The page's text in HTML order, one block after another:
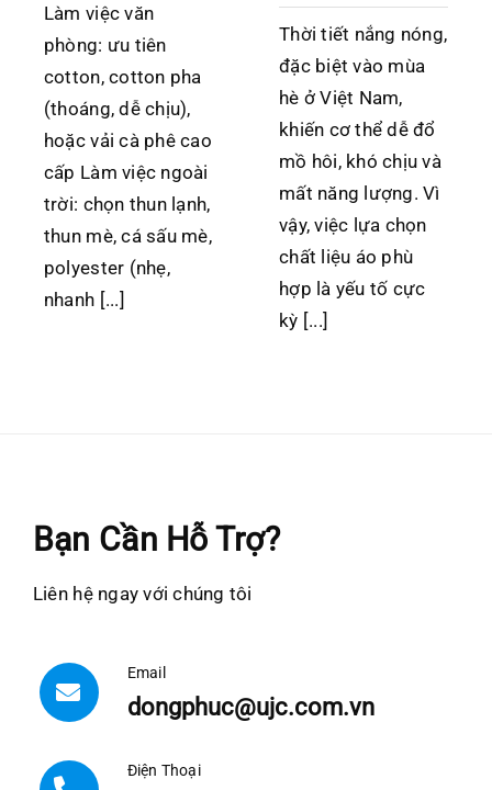
Làm việc văn
phòng: ưu tiên
cotton, cotton pha
(thoáng, dễ chịu),
hoặc vải cà phê cao
cấp Làm việc ngoài
trời: chọn thun lạnh,
thun mè, cá sấu mè,
polyester (nhẹ,
nhanh [...]
Thời tiết nắng nóng,
đặc biệt vào mùa
hè ở Việt Nam,
khiến cơ thể dễ đổ
mồ hôi, khó chịu và
mất năng lượng. Vì
vậy, việc lựa chọn
chất liệu áo phù
hợp là yếu tố cực
kỳ [...]
Bạn Cần Hỗ Trợ?
Liên hệ ngay với chúng tôi
Email
dongphuc@ujc.com.vn
Điện Thoại